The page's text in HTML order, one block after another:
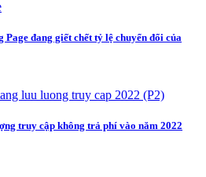
đang giết chết tỷ lệ chuyển đổi của
truy cập không trả phí vào năm 2022